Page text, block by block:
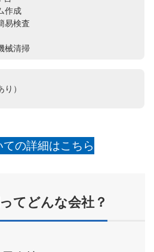
作成
易検査
械清掃
）
の詳細はこちら
てどんな会社？